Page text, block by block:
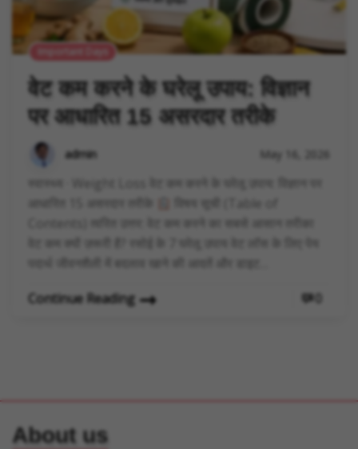
Important Days
वेट कम करने के घरेलू उपाय: विज्ञान
पर आधारित 15 असरदार तरीके
admin May 16, 2026
वेट कम क्यों ज़रूरी है? रसोई के 7 घरेलू उपाय वेट लॉस के लिए पेय
पदार्थ जीवनशैली में बदलाव खाने की आदतें और डाइट…
Continue Reading
About us